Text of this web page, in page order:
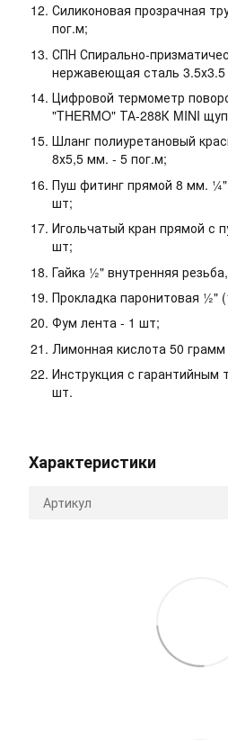
Силиконовая прозрачная
пог.м;
СПН Спирально-
нержавеющая сталь
Цифровой термометр
"THERMO" ТА-288К MINI
Шланг полиуретановый
8х5,5 мм. - 5 пог.м;
Пуш фитинг прямой 8 мм.
шт;
Игольчатый кран прямой с
шт;
Гайка ½" внутренняя
Прокладка паронитовая ½"
Фум лента - 1 шт;
Лимонная кислота 50
Инструкция с гарантийным
шт.
Характеристики
Артикул